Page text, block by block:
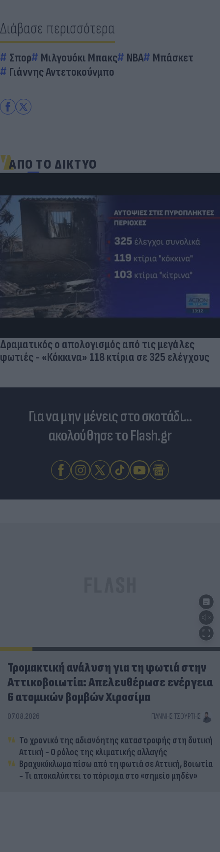
Διάβασε περισσότερα
Σπορ Μιλγουόκι Μπακς NBA
Μπάσκετ
Γιάννης Αντετοκούνμπο
ΑΠΟ ΤΟ ΔΙΚΤΥΟ
Δραματικός ο απολογισμός από τις μεγάλες
φωτιές - «Κόκκινα» 118 κτίρια σε 325 ελέγχους
Για να μην μένεις στο σκοτάδι...
ακολούθησε το Flash.gr
Τρομακτική ανάλυση για τη φωτιά στην
Αττικοβοιωτία: Απελευθέρωσε ενέργεια
6 ατομικών βομβών Χιροσίμα
07.08.2026 ΓΙΆΝΝΗΣ ΤΣΟΎΡΤΗΣ
Το χρονικό της αδιανόητης καταστροφής στη δυτική
Αττική - Ο ρόλος της κλιματικής αλλαγής
Βραχυκύκλωμα πίσω από τη φωτιά σε Αττική, Βοιωτία
- Τι αποκαλύπτει το πόρισμα στο «σημείο μηδέν»